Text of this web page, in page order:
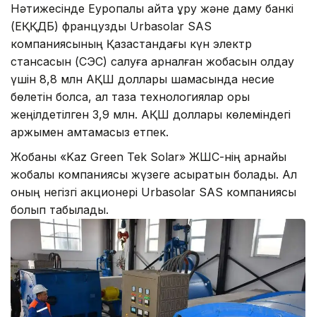
Нәтижесінде Еуропалық қайта құру және даму банкі
(ЕҚҚДБ) француздық Urbasolar SAS
компаниясының Қазақстандағы күн электр
стансасын (СЭС) салуға арналған жобасын қолдау
үшін 8,8 млн АҚШ доллары шамасында несие
бөлетін болса, ал таза технологиялар қоры
жеңілдетілген 3,9 млн. АҚШ доллары көлеміндегі
қаржымен қамтамасыз етпек.
Жобаны «Kaz Green Tek Solar» ЖШС-нің арнайы
жобалық компаниясы жүзеге асыратын болады. Ал
оның негізгі акционері Urbasolar SAS компаниясы
болып табылады.